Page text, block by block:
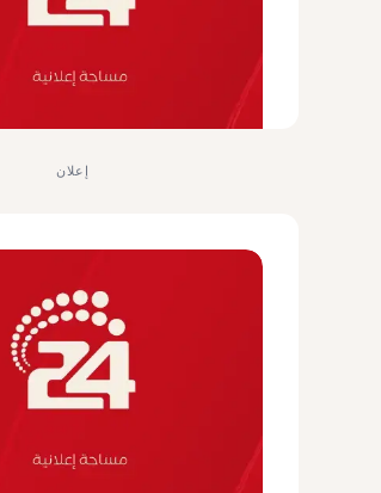
إعلان